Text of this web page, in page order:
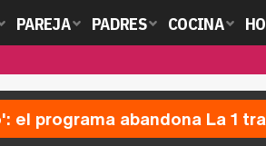
PAREJA PADRES COCINA
el programa abandona La 1